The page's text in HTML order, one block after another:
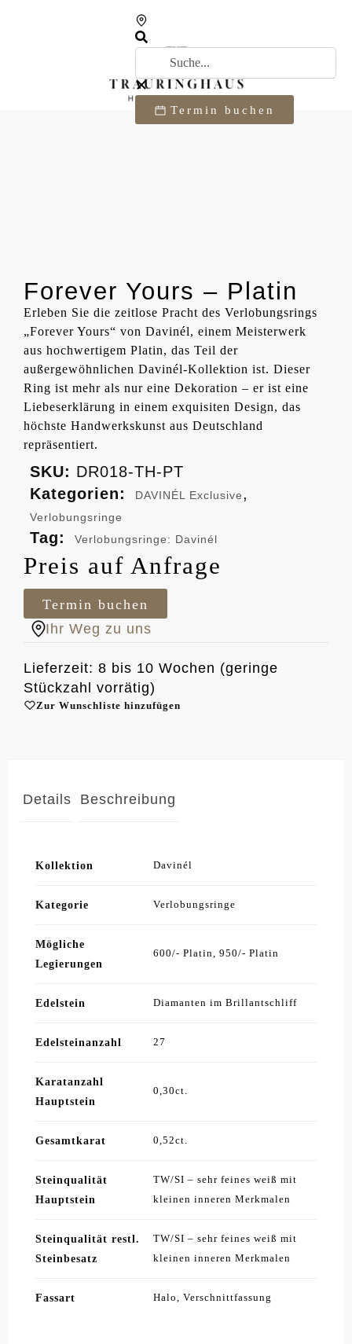
Termin buchen
Forever Yours – Platin
Erleben Sie die zeitlose Pracht des Verlobungsrings
„Forever Yours“ von Davinél, einem Meisterwerk
aus hochwertigem Platin, das Teil der
außergewöhnlichen Davinél-Kollektion ist. Dieser
Ring ist mehr als nur eine Dekoration – er ist eine
Liebeserklärung in einem exquisiten Design, das
höchste Handwerkskunst aus Deutschland
repräsentiert.
SKU: DR018-TH-PT
Kategorien:
DAVINÉL Exclusive,
Verlobungsringe
Tag: Verlobungsringe: Davinél
Preis auf Anfrage
Termin buchen
Ihr Weg zu uns
Lieferzeit: 8 bis 10 Wochen (geringe
Stückzahl vorrätig)
Zur Wunschliste hinzufügen
Details Beschreibung
Kollektion Davinél
Kategorie Verlobungsringe
Mögliche
Legierungen
600/- Platin, 950/- Platin
Edelstein Diamanten im Brillantschliff
Edelsteinanzahl 27
Karatanzahl
Hauptstein
0,30ct.
Gesamtkarat 0,52ct.
Steinqualität
Hauptstein
TW/SI – sehr feines weiß mit
kleinen inneren Merkmalen
Steinqualität restl.
Steinbesatz
TW/SI – sehr feines weiß mit
kleinen inneren Merkmalen
Fassart Halo, Verschnittfassung